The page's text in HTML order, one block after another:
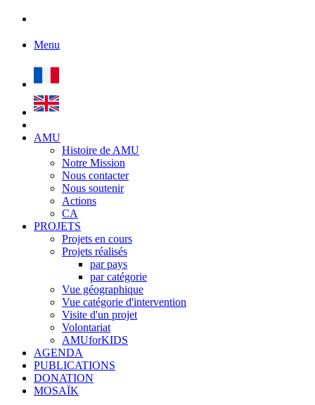
Menu
AMU
Histoire de AMU
Notre Mission
Nous contacter
Nous soutenir
Actions
CA
PROJETS
Projets en cours
Projets réalisés
par pays
par catégorie
Vue géographique
Vue catégorie d'intervention
Visite d'un projet
Volontariat
AMUforKIDS
AGENDA
PUBLICATIONS
DONATION
MOSAÏK